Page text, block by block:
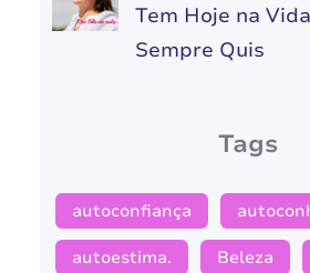
Tem Hoje na
Sempre Quis
Tags
autoconfiança
autoestima. Beleza